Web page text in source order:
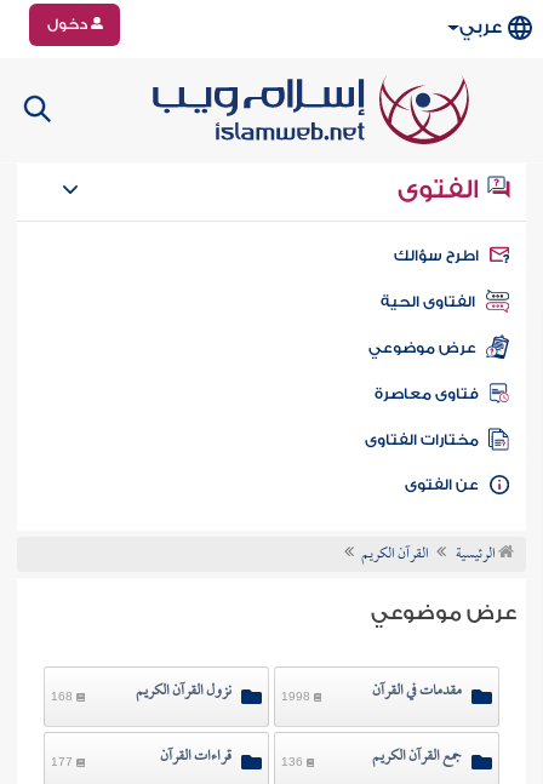
عربي دخول
الفتوى
سؤالك
الفتاوى الحية
عرض موضوعي
فتاوى معاصرة
مختارات الفتاوى
الفتوى
الرئيسية القرآن الكريم
عرض موضوعي
مقدمات في القرآن نزول القرآن الكريم 168
جمع القرآن الكريم قراءات القرآن 177